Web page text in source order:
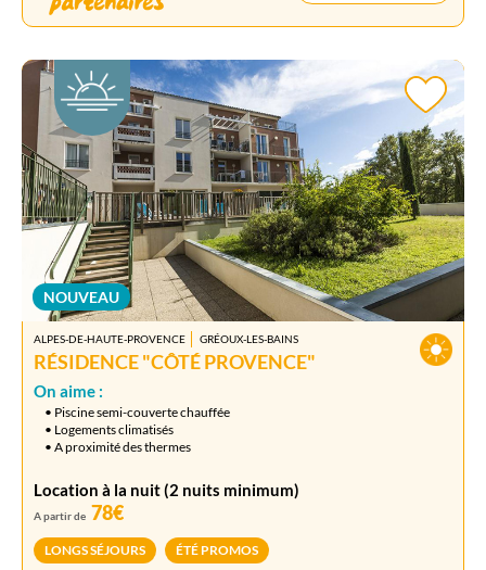
NOUVEAU
ALPES-DE-HAUTE-PROVENCE GRÉOUX-LES-BAINS
RÉSIDENCE "CÔTÉ PROVENCE"
On aime :
• Piscine semi-couverte chauffée
• Logements climatisés
• A proximité des thermes
Location à la nuit (2 nuits minimum)
A partir de 78€
LONGS SÉJOURS ÉTÉ PROMOS